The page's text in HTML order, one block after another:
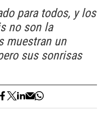
para todos, y los
no son la
muestran un
sus sonrisas